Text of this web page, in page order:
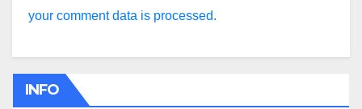
your comment data is processed.
INFO